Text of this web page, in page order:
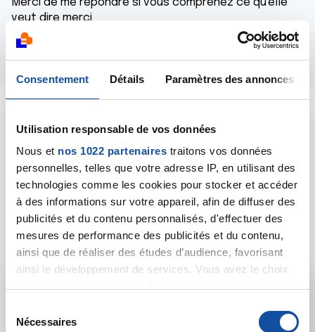
Consentement Détails Paramètres des annonces
Utilisation responsable de vos données
Nous et nos 1022 partenaires traitons vos données
personnelles, telles que votre adresse IP, en utilisant des
technologies comme les cookies pour stocker et accéder
à des informations sur votre appareil, afin de diffuser des
publicités et du contenu personnalisés, d'effectuer des
mesures de performance des publicités et du contenu,
ainsi que de réaliser des études d’audience, favorisant
ainsi le développement de services. Vous avez le choix
tout moment en consultant la Déclaration relative aux
Nécessaires
Merci de me répondre si vous comprenez ce qu'elle
veut dire merci
Répondre
Les intervenants du
forum
Admin forum
Voir le profil